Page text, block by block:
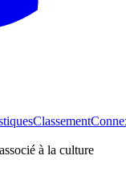
Classement
à la culture